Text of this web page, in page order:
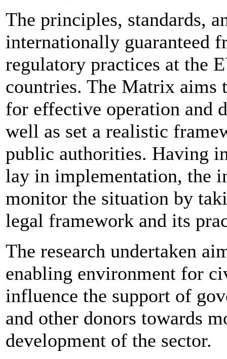
The principles, standards,
internationally guaranteed
regulatory practices at the
countries. The Matrix aims
for effective operation and
well as set a realistic
public authorities. Having
lay in implementation, the
monitor the situation by
legal framework and its
The research undertaken
enabling environment for
influence the support of
and other donors towards
development of the sector.